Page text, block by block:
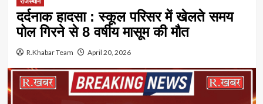
दर्दनाक हादसा : स्कूल परिसर में खेलते समय
पोल गिरने से 8 वर्षीय मासूम की मौत
R.Khabar Team April 20, 2026